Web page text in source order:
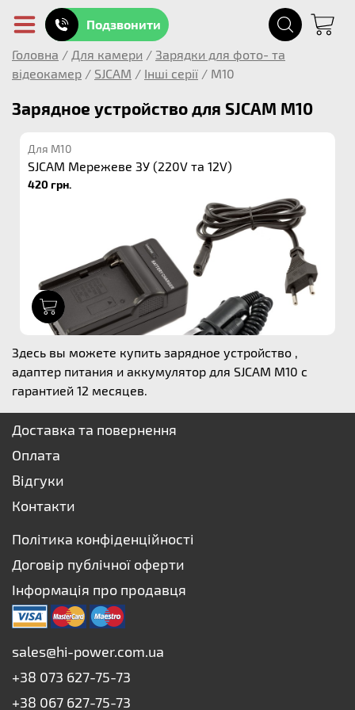
Подзвонити
Головна / Для камери / Зарядки для фото- та
відеокамер / SJCAM / Інші серії / M10
Зарядное устройство для SJCAM M10
Для M10
SJCAM Мережеве ЗУ (220V та 12V)
420 грн.
Здесь вы можете купить зарядное устройство ,
адаптер питания и аккумулятор для SJCAM M10 с
гарантией 12 месяцев.
Доставка та повернення
Оплата
Відгуки
Контакти
Політика конфіденційності
Договір публічної оферти
Інформація про продавця
sales@hi-power.com.ua
+38 073 627-75-73
+38 067 627-75-73